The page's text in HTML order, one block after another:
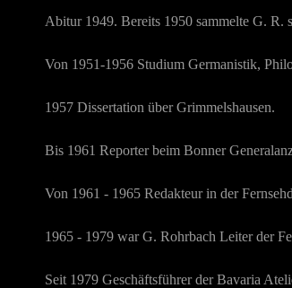
Abitur 1949. Bereits 1950 sammelte G. R.
Von 1951-1956 Studium Germanistik,
1957 Dissertation über Grimmelshausen.
Bis 1961 Reporter beim Bonner
Von 1961 - 1965 Redakteur in der
1965 - 1979 war G. Rohrbach Leiter der
Seit 1979 Geschäftsführer der Bavaria